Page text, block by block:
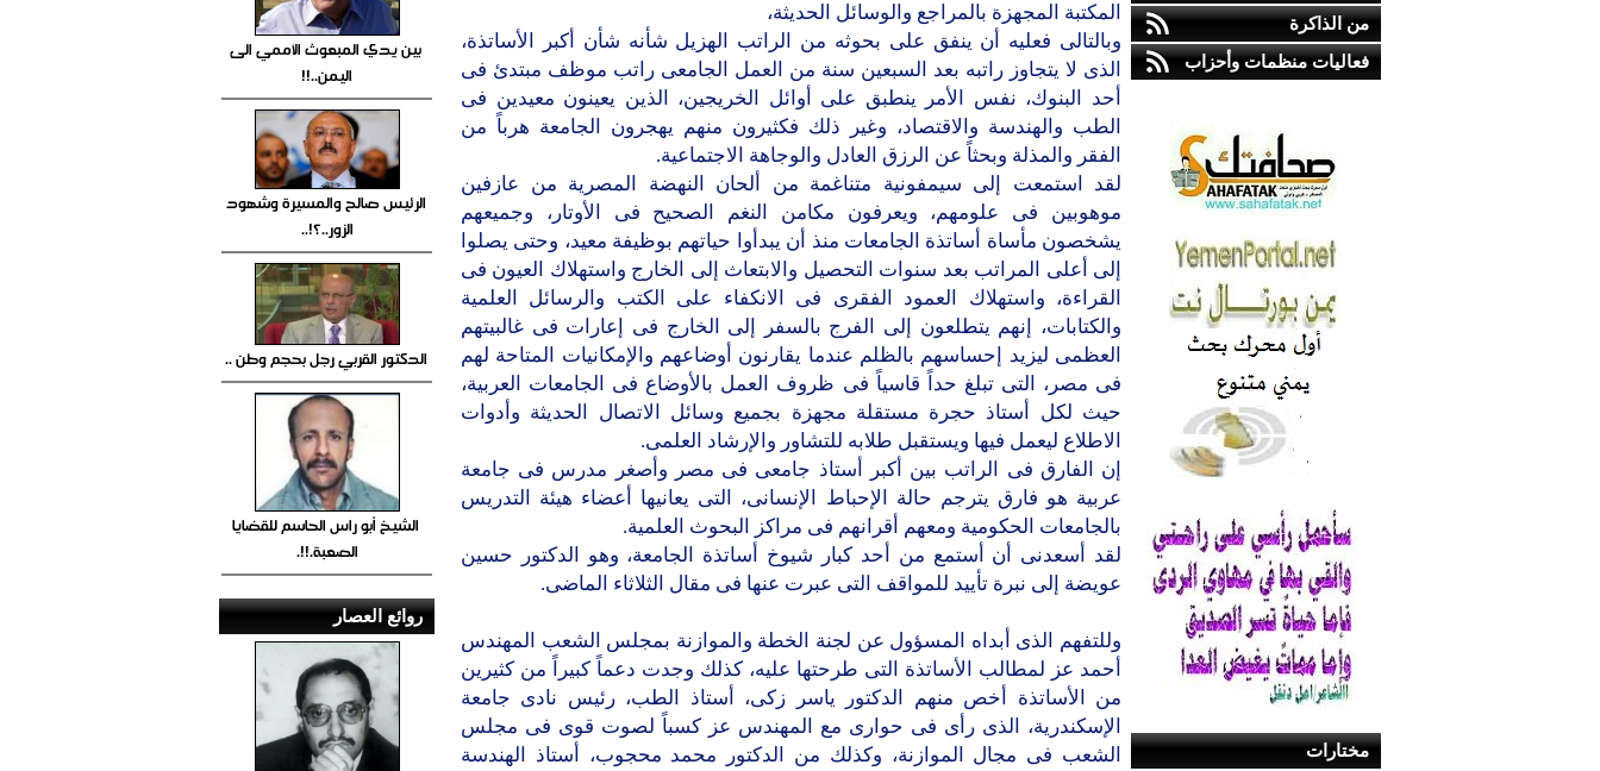
من الذاكرة
فعاليات منظمات وأحزاب
مختارات
المكتبة المجهزة بالمراجع والوسائل الحديثة،
وبالتالى فعليه أن ينفق على بحوثه من الراتب الهزيل شأنه شأن أكبر الأساتذة،
الذى لا يتجاوز راتبه بعد السبعين سنة من العمل الجامعى راتب موظف مبتدئ فى
أحد البنوك، نفس الأمر ينطبق على أوائل الخريجين، الذين يعينون معيدين فى
الطب والهندسة والاقتصاد، وغير ذلك فكثيرون منهم يهجرون الجامعة هرباً من
الفقر والمذلة وبحثاً عن الرزق العادل والوجاهة الاجتماعية.
لقد استمعت إلى سيمفونية متناغمة من ألحان النهضة المصرية من عازفين
موهوبين فى علومهم، ويعرفون مكامن النغم الصحيح فى الأوتار، وجميعهم
يشخصون مأساة أساتذة الجامعات منذ أن يبدأوا حياتهم بوظيفة معيد، وحتى يصلوا
إلى أعلى المراتب بعد سنوات التحصيل والابتعاث إلى الخارج واستهلاك العيون فى
القراءة، واستهلاك العمود الفقرى فى الانكفاء على الكتب والرسائل العلمية
والكتابات، إنهم يتطلعون إلى الفرج بالسفر إلى الخارج فى إعارات فى غالبيتهم
العظمى ليزيد إحساسهم بالظلم عندما يقارنون أوضاعهم والإمكانيات المتاحة لهم
فى مصر، التى تبلغ حداً قاسياً فى ظروف العمل بالأوضاع فى الجامعات العربية،
حيث لكل أستاذ حجرة مستقلة مجهزة بجميع وسائل الاتصال الحديثة وأدوات
الاطلاع ليعمل فيها ويستقبل طلابه للتشاور والإرشاد العلمى.
إن الفارق فى الراتب بين أكبر أستاذ جامعى فى مصر وأصغر مدرس فى جامعة
عربية هو فارق يترجم حالة الإحباط الإنسانى، التى يعانيها أعضاء هيئة التدريس
بالجامعات الحكومية ومعهم أقرانهم فى مراكز البحوث العلمية.
لقد أسعدنى أن أستمع من أحد كبار شيوخ أساتذة الجامعة، وهو الدكتور حسين
عويضة إلى نبرة تأييد للمواقف التى عبرت عنها فى مقال الثلاثاء الماضى.
وللتفهم الذى أبداه المسؤول عن لجنة الخطة والموازنة بمجلس الشعب المهندس
أحمد عز لمطالب الأساتذة التى طرحتها عليه، كذلك وجدت دعماً كبيراً من كثيرين
من الأساتذة أخص منهم الدكتور ياسر زكى، أستاذ الطب، رئيس نادى جامعة
الإسكندرية، الذى رأى فى حوارى مع المهندس عز كسباً لصوت قوى فى مجلس
الشعب فى مجال الموازنة، وكذلك من الدكتور محمد محجوب، أستاذ الهندسة
بين يدي المبعوث الأممي الى
اليمن..!!
الرئيس صالح والمسيرة وشهود
الزور..؟!..
الدكتور القربي رجل بحجم وطن ..
الشيخ أبو راس الحاسم للقضايا
الصعبة.!!.
روائع العصار